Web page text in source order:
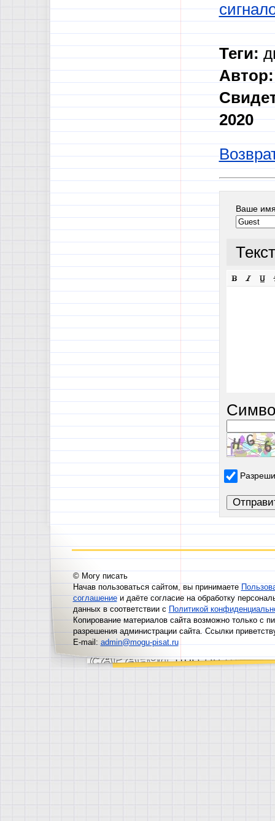
Теги:
Автор:
2020
Ваше
© Могу писать
Начав пользоваться сайтом, вы принимаете
соглашениеи даёте согласие на обработку
данных в соответствии сПолитикой
Копирование материалов сайта возможно только с
разрешения администрации сайта. Ссылки
E-mail:admin@mogu-pisat.ru